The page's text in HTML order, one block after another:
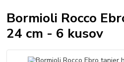
Bormioli Rocco
24 cm - 6 kusov